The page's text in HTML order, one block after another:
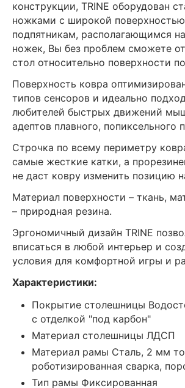
конструкции, TRINE оборудован
ножками с широкой
подпятникам, располагающимся
ножек, Вы без проблем сможете
стол относительно поверхности
Поверхность ковра
типов сенсоров и идеально
любителей быстрых движений
адептов плавного, попиксельного
Строчка по всему периметру
самые жесткие катки, а
не даст ковру изменить позицию
Материал поверхности – ткань,
– природная резина.
Эргономичный дизайн TRINE
вписаться в любой интерьер и
условия для комфортной игры и
Характеристики:
Покрытие столешницы
с отделкой "под карбон"
Материал столешницы ЛДСП
Материал рамы Сталь, 2 мм
роботизированная сварка,
Тип рамы Фиксированная